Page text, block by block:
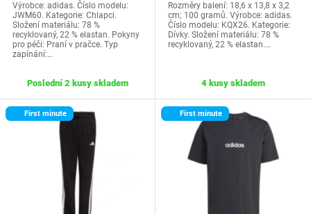
Výrobce: adidas. Číslo modelu:
JWM60. Kategorie: Chlapci.
Složení materiálu: 78 %
recyklovaný, 22 % elastan. Pokyny
pro péči: Praní v pračce. Typ
zapínání:…
Poslední 2 kusy skladem
Rozměry balení: 18,6 x 13,8 x 3,2
cm; 100 gramů. Výrobce: adidas.
Číslo modelu: KQX26. Kategorie:
Dívky. Složení materiálu: 78 %
recyklovaný, 22 % elastan.…
4 kusy skladem
First minute First minute